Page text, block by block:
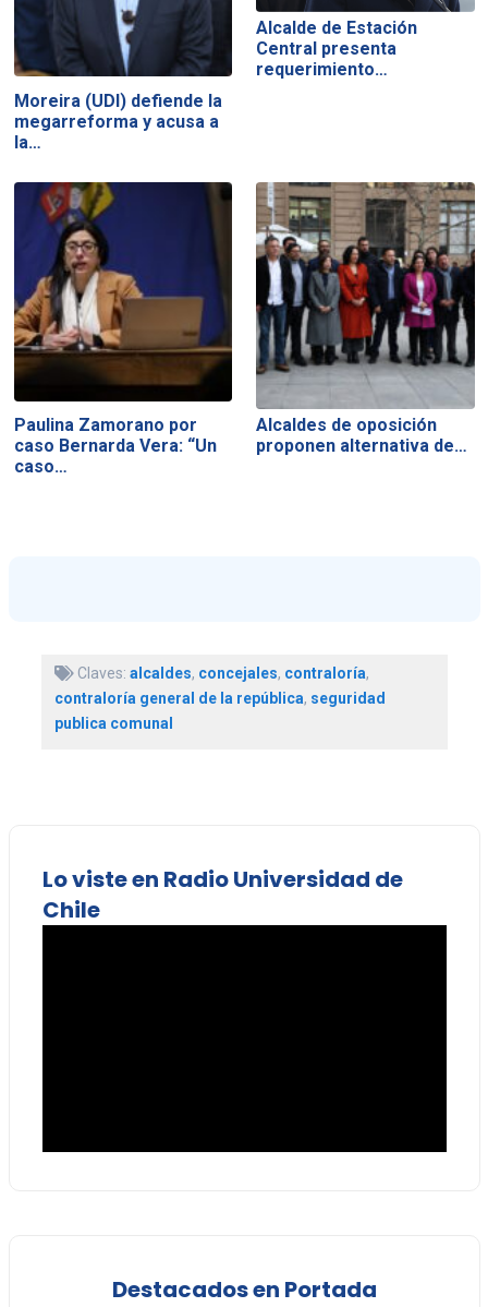
Moreira (UDI) defiende la
megarreforma y acusa a
la…
Alcalde de Estación
Central presenta
requerimiento…
Paulina Zamorano por
caso Bernarda Vera: “Un
caso…
Alcaldes de oposición
proponen alternativa de…
Claves: alcaldes, concejales, contraloría,
contraloría general de la república, seguridad
publica comunal
Lo viste en Radio Universidad de
Chile
Destacados en Portada